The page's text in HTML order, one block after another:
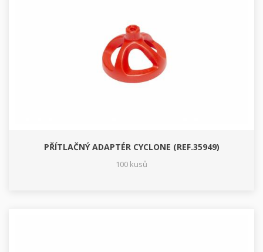
PŘÍTLAČNÝ ADAPTÉR CYCLONE (REF.35949)
100 kusů